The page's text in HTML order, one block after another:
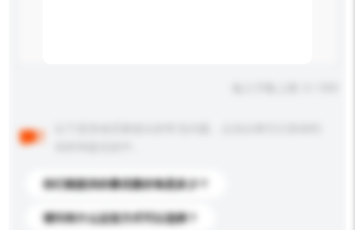
你们能提供的最优惠价格是多少？
请问有什么运送方式可以选择？